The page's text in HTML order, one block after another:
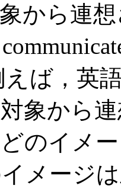
から連
えば，英
象から
のイメ
メージ